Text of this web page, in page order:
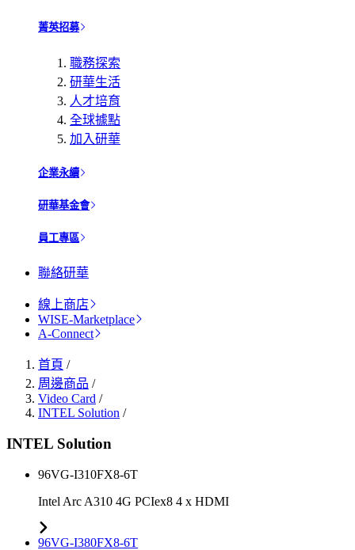
菁英招募
職務探索
研華生活
人才培育
全球據點
加入研華
企業永續
研華基金會
員工專區
聯絡研華
線上商店
WISE-Marketplace
A-Connect
首頁 /
周邊商品 /
Video Card /
INTEL Solution /
INTEL Solution
96VG-I310FX8-6T
Intel Arc A310 4G PCIex8 4 x HDMI
96VG-I380FX8-6T